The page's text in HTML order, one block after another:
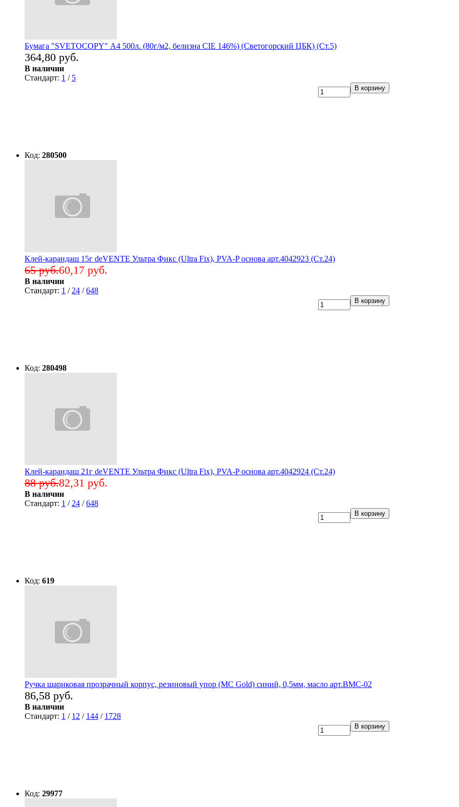
Бумага "SVETOCOPY" А4 500л. (80г/м2, белизна CIE 146%) (Светогорский ЦБК) (Ст.5)
364,80 руб.
В наличии
Стандарт: 1 / 5
В корзину
Код: 280500
Клей-карандаш 15г deVENTE Ультра Фикс (Ultra Fix), PVA-P основа арт.4042923 (Ст.24)
60,17 руб.
65 руб.
В наличии
Стандарт: 1 / 24 /648
В корзину
Код: 280498
Клей-карандаш 21г deVENTE Ультра Фикс (Ultra Fix), PVA-P основа арт.4042924 (Ст.24)
82,31 руб.
88 руб.
В наличии
Стандарт: 1 / 24 /648
В корзину
Код: 619
Ручка шариковая прозрачный корпус, резиновый упор (MC Gold) синий, 0,5мм, масло арт.BMC-02
86,58 руб.
В наличии
Стандарт: 1 / 12 / 144 / 1728
В корзину
Код: 29977